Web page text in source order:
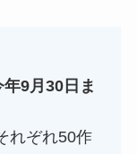
9月30日ま
れぞれ50作